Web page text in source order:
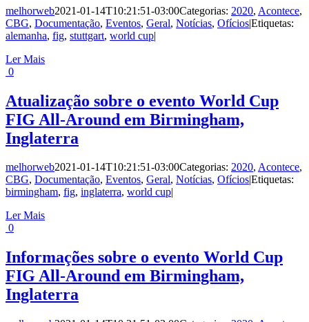
melhorweb2021-01-14T10:21:51-03:00Categorias: 2020, Acontece,
CBG, Documentação, Eventos, Geral, Notícias, Ofícios|Etiquetas:
alemanha, fig, stuttgart, world cup|
Ler Mais
0
Atualização sobre o evento World Cup
FIG All-Around em Birmingham,
Inglaterra
melhorweb2021-01-14T10:21:51-03:00Categorias: 2020, Acontece,
CBG, Documentação, Eventos, Geral, Notícias, Ofícios|Etiquetas:
birmingham, fig, inglaterra, world cup|
Ler Mais
0
Informações sobre o evento World Cup
FIG All-Around em Birmingham,
Inglaterra